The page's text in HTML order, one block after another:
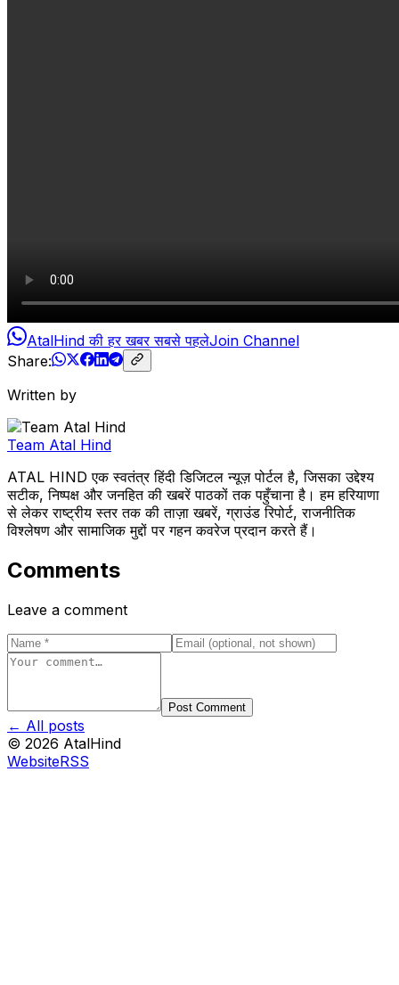
AtalHind की हर खबर सबसे पहलेJoin Channel
Share:
Written by
Team Atal Hind
ATAL HIND एक स्वतंत्र हिंदी डिजिटल न्यूज़ पोर्टल है, जिसका उद्देश्य
सटीक, निष्पक्ष और जनहित की खबरें पाठकों तक पहुँचाना है। हम हरियाणा
से लेकर राष्ट्रीय स्तर तक की ताज़ा खबरें, ग्राउंड रिपोर्ट, राजनीतिक
विश्लेषण और सामाजिक मुद्दों पर गहन कवरेज प्रदान करते हैं।
Comments
Leave a comment
Post Comment
← All posts
© 2026 AtalHind
WebsiteRSS